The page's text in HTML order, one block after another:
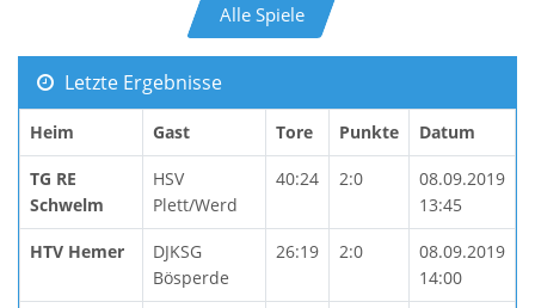
Alle Spiele
Letzte Ergebnisse
Heim Gast Tore Punkte Datum
TG RE
Schwelm
HSV
Plett/Werd
40:24 2:0
08.09.2019
13:45
HTV Hemer
DJKSG
Bösperde
26:19 2:0
08.09.2019
14:00